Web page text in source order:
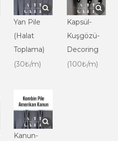
Yan Pile
(Halat
Toplama)
(30₺/m)
Kapsül-
Kuşgözü-
Decoring
(100₺/m)
Kanun-